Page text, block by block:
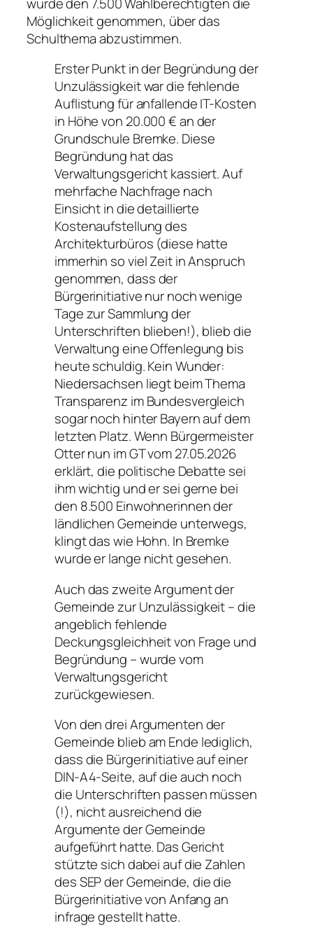
Möglichkeit genommen, über das
Schulthema abzustimmen.
Erster Punkt in der Begründung der
Unzulässigkeit war die fehlende
Auflistung für anfallende IT-Kosten
in Höhe von 20.000 € an der
Grundschule Bremke. Diese
Begründung hat das
Verwaltungsgericht kassiert. Auf
mehrfache Nachfrage nach
Einsicht in die detaillierte
Kostenaufstellung des
Architekturbüros (diese hatte
immerhin so viel Zeit in Anspruch
genommen, dass der
Bürgerinitiative nur noch wenige
Tage zur Sammlung der
Unterschriften blieben!), blieb die
Verwaltung eine Offenlegung bis
heute schuldig. Kein Wunder:
Niedersachsen liegt beim Thema
Transparenz im Bundesvergleich
sogar noch hinter Bayern auf dem
letzten Platz. Wenn Bürgermeister
Otter nun im GT vom 27.05.2026
erklärt, die politische Debatte sei
ihm wichtig und er sei gerne bei
den 8.500 Einwohnerinnen der
ländlichen Gemeinde unterwegs,
klingt das wie Hohn. In Bremke
wurde er lange nicht gesehen.
Auch das zweite Argument der
Gemeinde zur Unzulässigkeit – die
angeblich fehlende
Deckungsgleichheit von Frage und
Begründung – wurde vom
Verwaltungsgericht
zurückgewiesen.
Von den drei Argumenten der
Gemeinde blieb am Ende lediglich,
dass die Bürgerinitiative auf einer
DIN-A4-Seite, auf die auch noch
die Unterschriften passen müssen
(!), nicht ausreichend die
Argumente der Gemeinde
aufgeführt hatte. Das Gericht
stützte sich dabei auf die Zahlen
des SEP der Gemeinde, die die
Bürgerinitiative von Anfang an
infrage gestellt hatte.